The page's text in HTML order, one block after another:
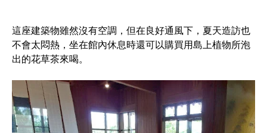
這座建築物雖然沒有空調，但在良好通風下，夏天造訪也
不會太悶熱，坐在館內休息時還可以購買用島上植物所泡
出的花草茶來喝。